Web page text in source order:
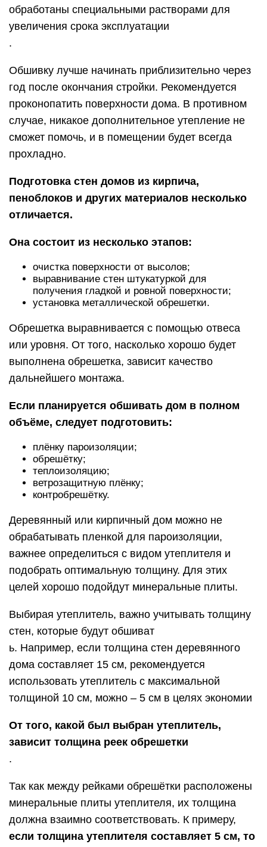
обработаны специальными растворами для
увеличения срока эксплуатации
.
Обшивку лучше начинать приблизительно через
год после окончания стройки. Рекомендуется
проконопатить поверхности дома. В противном
случае, никакое дополнительное утепление не
сможет помочь, и в помещении будет всегда
прохладно.
Подготовка стен домов из кирпича,
пеноблоков и других материалов несколько
отличается.
Она состоит из несколько этапов:
очистка поверхности от высолов;
выравнивание стен штукатуркой для
получения гладкой и ровной поверхности;
установка металлической обрешетки.
Обрешетка выравнивается с помощью отвеса
или уровня. От того, насколько хорошо будет
выполнена обрешетка, зависит качество
дальнейшего монтажа.
Если планируется обшивать дом в полном
объёме, следует подготовить:
плёнку пароизоляции;
обрешётку;
теплоизоляцию;
ветрозащитную плёнку;
контробрешётку.
Деревянный или кирпичный дом можно не
обрабатывать пленкой для пароизоляции,
важнее определиться с видом утеплителя и
подобрать оптимальную толщину. Для этих
целей хорошо подойдут минеральные плиты.
Выбирая утеплитель, важно учитывать толщину
стен, которые будут обшиват
ь. Например, если толщина стен деревянного
дома составляет 15 см, рекомендуется
использовать утеплитель с максимальной
толщиной 10 см, можно – 5 см в целях экономии
От того, какой был выбран утеплитель,
зависит толщина реек обрешетки
.
Так как между рейками обрешётки расположены
минеральные плиты утеплителя, их толщина
должна взаимно соответствовать. К примеру,
если толщина утеплителя составляет 5 см, то